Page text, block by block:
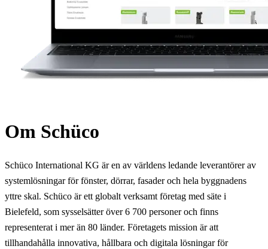
Om Schüco
Schüco International KG är en av världens ledande leverantörer av
systemlösningar för fönster, dörrar, fasader och hela byggnadens
yttre skal. Schüco är ett globalt verksamt företag med säte i
Bielefeld, som sysselsätter över 6 700 personer och finns
representerat i mer än 80 länder. Företagets mission är att
tillhandahålla innovativa, hållbara och digitala lösningar för